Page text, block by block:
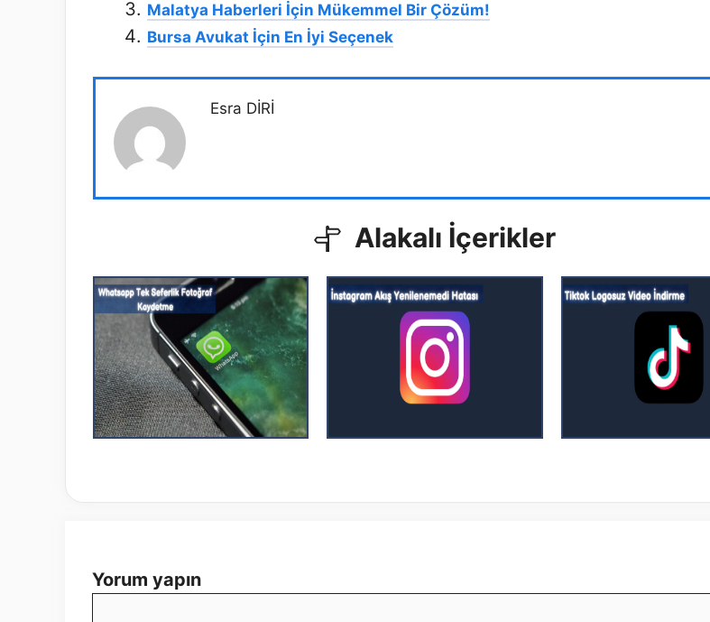
Malatya Haberleri İçin Mükemmel Bir Çözüm!
Bursa Avukat İçin En İyi Seçenek
Esra DİRİ
Alakalı İçerikler
Yorum yapın